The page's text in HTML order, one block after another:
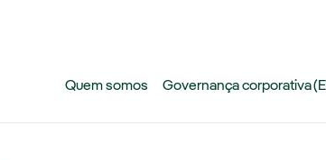
Quem somos Governança corporativa